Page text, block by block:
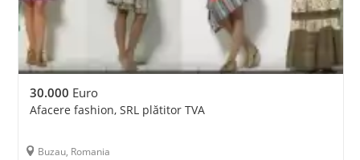
30.000 Euro
Afacere fashion, SRL plătitor TVA
Buzau, Romania